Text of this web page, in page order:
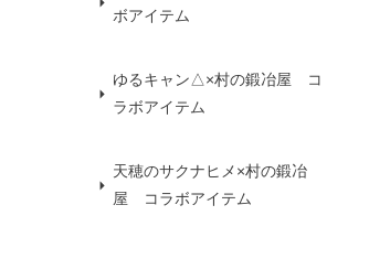
ボアイテム
ゆるキャン△×村の鍛冶屋 コ
ラボアイテム
天穂のサクナヒメ×村の鍛冶
屋 コラボアイテム